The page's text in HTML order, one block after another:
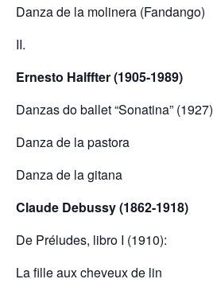
Danza de la molinera (Fandango)
II.
Ernesto Halffter (1905-1989)
Danzas do ballet “Sonatina” (1927)
Danza de la pastora
Danza de la gitana
Claude Debussy (1862-1918)
De Préludes, libro I (1910):
La fille aux cheveux de lin